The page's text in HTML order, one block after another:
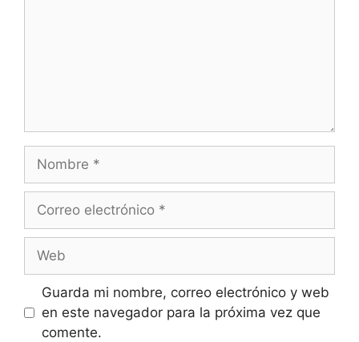
Nombre
Correo
Web
Guarda mi nombre, correo electrónico y web
en este navegador para la próxima vez que
comente.